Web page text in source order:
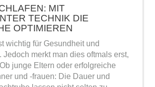
MIT
TECHNIK DIE
OPTIMIEREN
wichtig für Gesundheit und
Jedoch merkt man dies oftmals erst,
junge Eltern oder erfolgreiche
und -frauen: Die Dauer und